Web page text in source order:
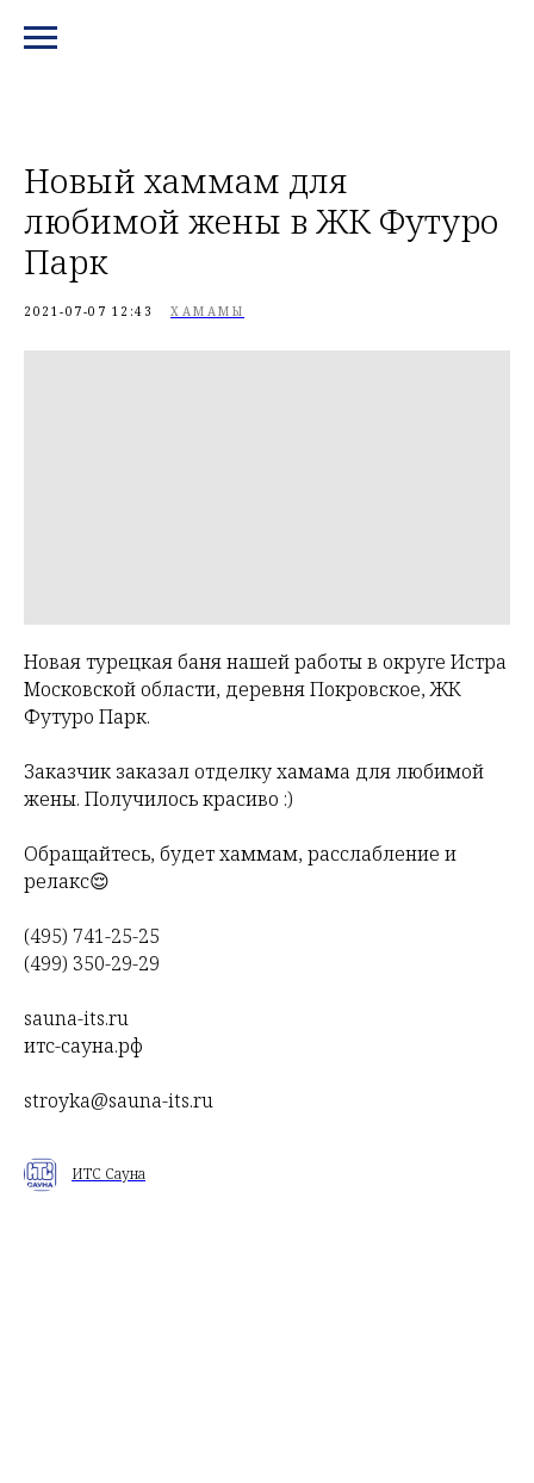
Новый хаммам для
любимой жены в ЖК Футуро
Парк
2021-07-07 12:43 ХАМАМЫ
Новая турецкая баня нашей работы в округе Истра
Московской области, деревня Покровское, ЖК
Футуро Парк.
Заказчик заказал отделку хамама для любимой
жены. Получилось красиво :)
Обращайтесь, будет хаммам, расслабление и
релакс😌
(495) 741-25-25
(499) 350-29-29
sauna-its.ru
итс-сауна.рф
stroyka@sauna-its.ru
ИТС Сауна